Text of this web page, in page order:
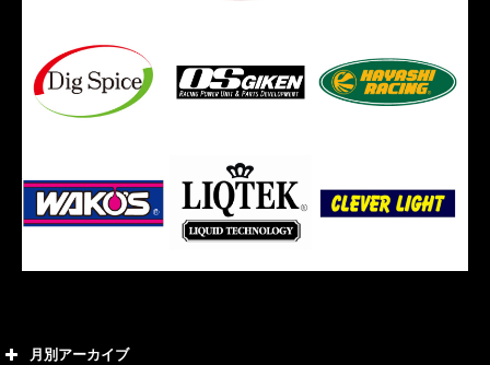
月別アーカイブ